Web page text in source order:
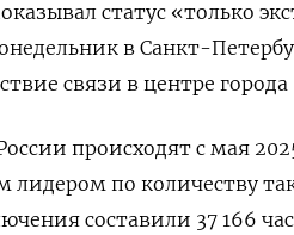
статус «только
в Санкт-
связи в центре
происходят с мая
по количеству
составили 37 166